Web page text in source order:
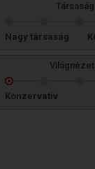
Társaság
Nagy társaság
Konzervatív